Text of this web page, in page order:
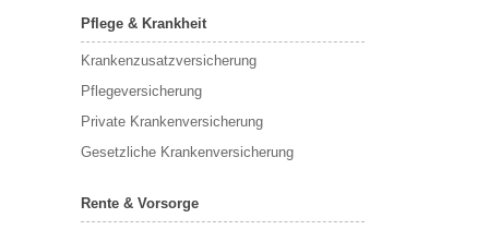
Pflege & Krankheit
Krankenzusatzversicherung
Pflegeversicherung
Private Krankenversicherung
Gesetzliche Krankenversicherung
Rente & Vorsorge